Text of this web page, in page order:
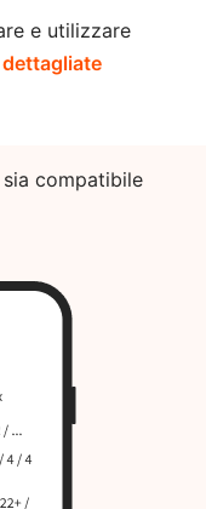
e utilizzare
compatibile